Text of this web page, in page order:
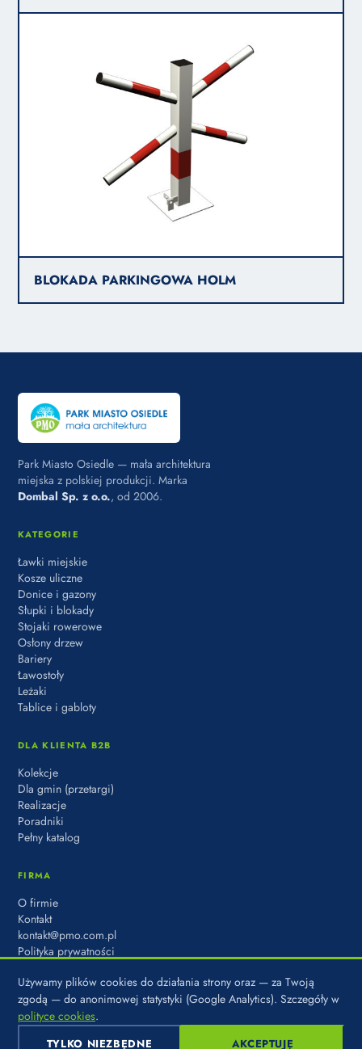
BLOKADA PARKINGOWA HOLM
Park Miasto Osiedle — mała architektura
miejska z polskiej produkcji. Marka
Dombal Sp. z o.o., od 2006.
KATEGORIE
Ławki miejskie
Kosze uliczne
Donice i gazony
Słupki i blokady
Stojaki rowerowe
Osłony drzew
Bariery
Ławostoły
Leżaki
Tablice i gabloty
DLA KLIENTA B2B
Kolekcje
Dla gmin (przetargi)
Realizacje
Poradniki
Pełny katalog
FIRMA
O firmie
Kontakt
kontakt@pmo.com.pl
Polityka prywatności
© 2026 PARK MIASTO OSIEDLE · MARKA DOMBAL SP. Z O.O. · UL.
POLITYKA PRYWATNOŚCI·COOKIES USTAWIENIA COOKIES
Używamy plików cookies do działania strony oraz — za Twoją
zgodą — do anonimowej statystyki (Google Analytics). Szczegóły w
polityce cookies.
TYLKO NIEZBĘDNE AKCEPTUJĘ